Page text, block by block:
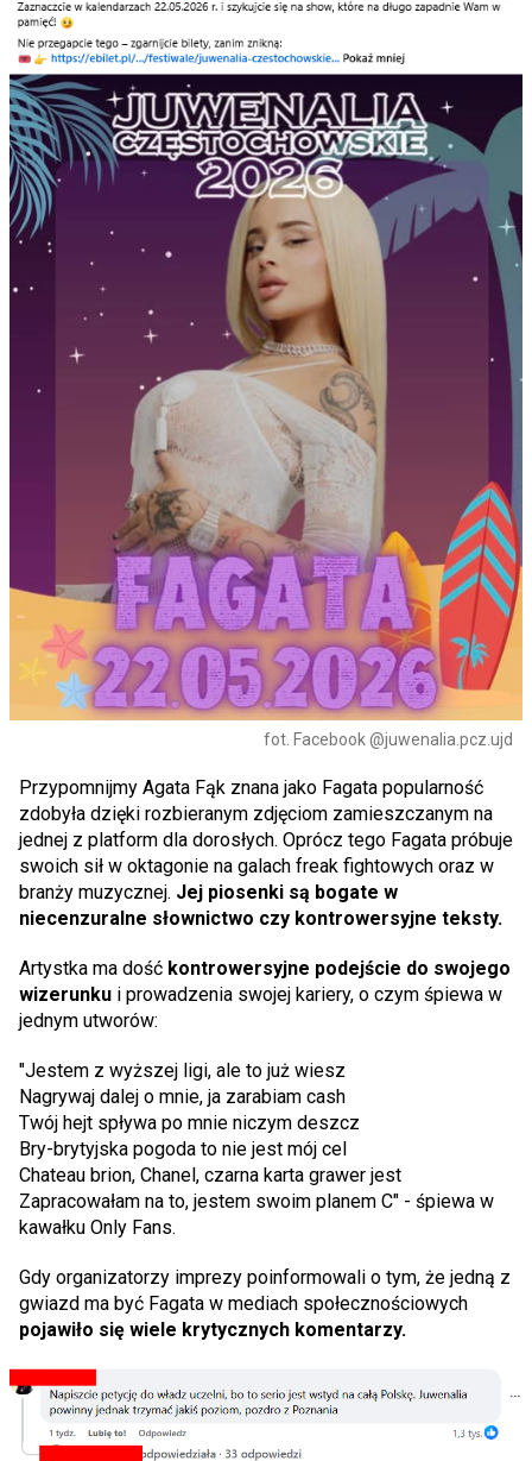
fot. Facebook @juwenalia.pcz.ujd
Przypomnijmy Agata Fąk znana jako Fagata popularność
zdobyła dzięki rozbieranym zdjęciom zamieszczanym na
jednej z platform dla dorosłych. Oprócz tego Fagata próbuje
swoich sił w oktagonie na galach freak fightowych oraz w
branży muzycznej. Jej piosenki są bogate w
niecenzuralne słownictwo czy kontrowersyjne teksty.
Artystka ma dość kontrowersyjne podejście do swojego
wizerunku i prowadzenia swojej kariery, o czym śpiewa w
jednym utworów:
"Jestem z wyższej ligi, ale to już wiesz
Nagrywaj dalej o mnie, ja zarabiam cash
Twój hejt spływa po mnie niczym deszcz
Bry-brytyjska pogoda to nie jest mój cel
Chateau brion, Chanel, czarna karta grawer jest
Zapracowałam na to, jestem swoim planem C" - śpiewa w
kawałku Only Fans.
Gdy organizatorzy imprezy poinformowali o tym, że jedną z
gwiazd ma być Fagata w mediach społecznościowych
pojawiło się wiele krytycznych komentarzy.